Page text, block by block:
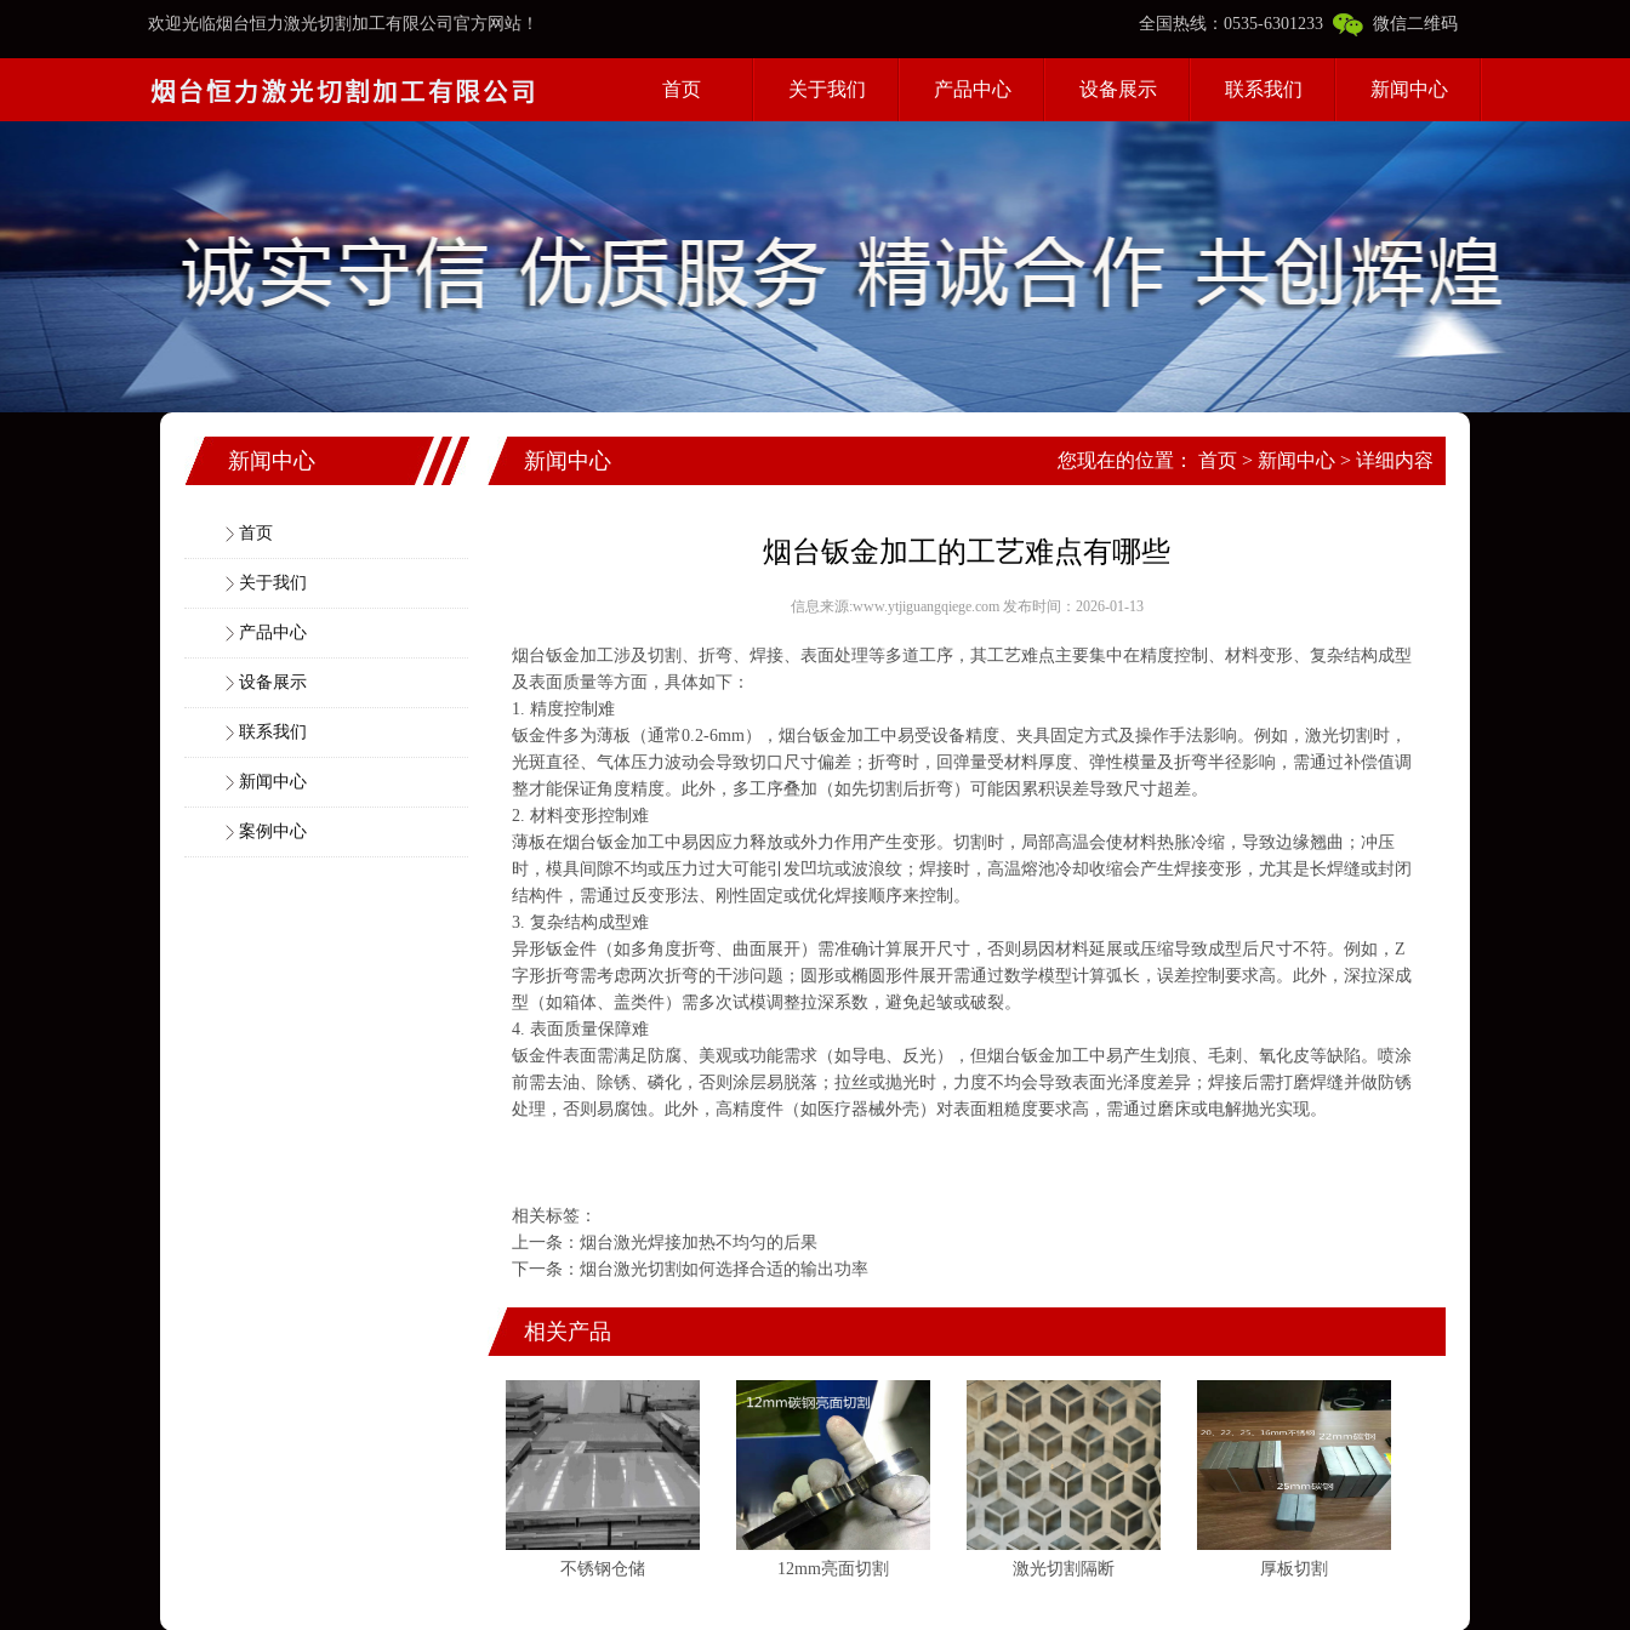
欢迎光临烟台恒力激光切割加工有限公司官方网站！ 全国热线：0535-6301233 微信二维码
首页 关于我们 产品中心 设备展示 联系我们 新闻中心
新闻中心
首页
关于我们
产品中心
设备展示
联系我们
新闻中心
案例中心
新闻中心 您现在的位置： 首页 > 新闻中心 > 详细内容
烟台钣金加工的工艺难点有哪些
信息来源:www.ytjiguangqiege.com 发布时间：2026-01-13
烟台钣金加工涉及切割、折弯、 焊接、表面处理等多道工序，其工艺难点主要集中在精度控制、材料变形、复杂结构成型
及表面质量等方面，具体如下：
1. 精度控制难
钣金件多为薄板（通常0.2-6mm），烟台钣金加工中易受设备精度、夹具固定方式及操作手法影响。例如， 激光切割 时，
光斑直径、气体压力波动会导致切口尺寸偏差；折弯时，回弹量受材料厚度、弹性模量及折弯半径影响，需通过补偿值调
整才能保证角度精度。此外，多工序叠加（如先切割后折弯）可能因累积误差导致尺寸超差。
2. 材料变形控制难
薄板在烟台钣金加工中易因应力释放或外力作用产生变形。切割时，局部高温会使材料热胀冷缩，导致边缘翘曲；冲压
时，模具间隙不均或压力过大可能引发凹坑或波浪纹； 焊接时，高温熔池冷却收缩会产生焊接变形，尤其是长焊缝或封闭
结构件，需通过反变形法、刚性固定或优化焊接顺序来控制。
3. 复杂结构成型难
异形钣金件（如多角度折弯、曲面展开）需准确计算展开尺寸，否则易因材料延展或压缩导致成型后尺寸不符。例如，Z
字形折弯需考虑两次折弯的干涉问题；圆形或椭圆形件展开需通过数学模型计算弧长，误差控制要求高。此外，深拉深成
型（如箱体、盖类件）需多次试模调整拉深系数，避免起皱或破裂。
4. 表面质量保障难
钣金件表面需满足防腐、美观或功能需求（如导电、反光），但烟台钣金加工中易产生划痕、毛刺、氧化皮等缺陷。喷涂
前需去油、除锈、磷化，否则涂层易脱落；拉丝或抛光时，力度不均会导致表面光泽度差异；焊接后需打磨焊缝并做防锈
处理，否则易腐蚀。此外，高精度件（如医疗器械外壳）对表面粗糙度要求高，需通过磨床或电解抛光实现。
相关标签：
上一条： 烟台激光焊接加热不均匀的后果
下一条： 烟台激光切割如何选择合适的输出功率
相关产品
不锈钢仓储 12mm亮面切割 激光切割隔断 厚板切割